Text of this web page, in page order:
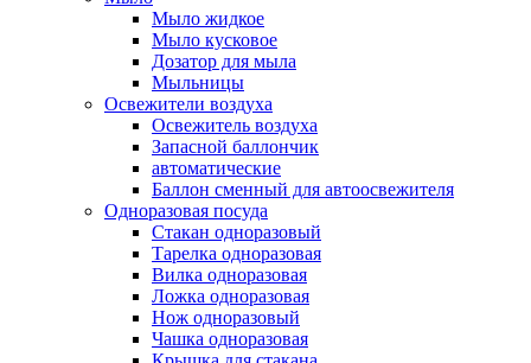
Мыло жидкое
Мыло кусковое
Дозатор для мыла
Мыльницы
Освежители воздуха
Освежитель воздуха
Запасной баллончик
автоматические
Баллон сменный для автоосвежителя
Одноразовая посуда
Стакан одноразовый
Тарелка одноразовая
Вилка одноразовая
Ложка одноразовая
Нож одноразовый
Чашка одноразовая